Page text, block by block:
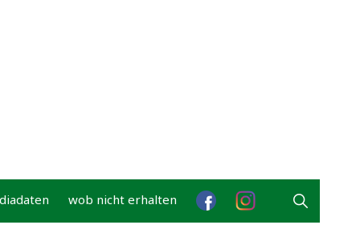
wob nicht erhalten